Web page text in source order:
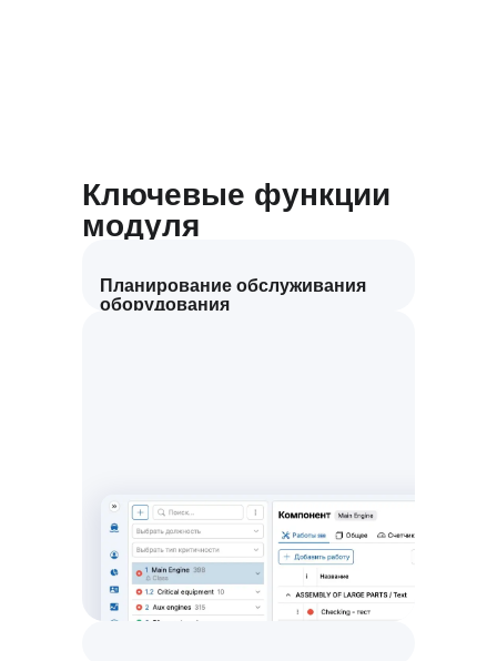
Ключевые функции
модуля
Планирование обслуживания
оборудования